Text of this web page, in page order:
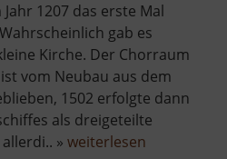
1207 das erste Mal
gab es
Kirche. Der Chorraum
vom Neubau aus dem
1502 erfolgte dann
als dreigeteilte
» weiterlesen